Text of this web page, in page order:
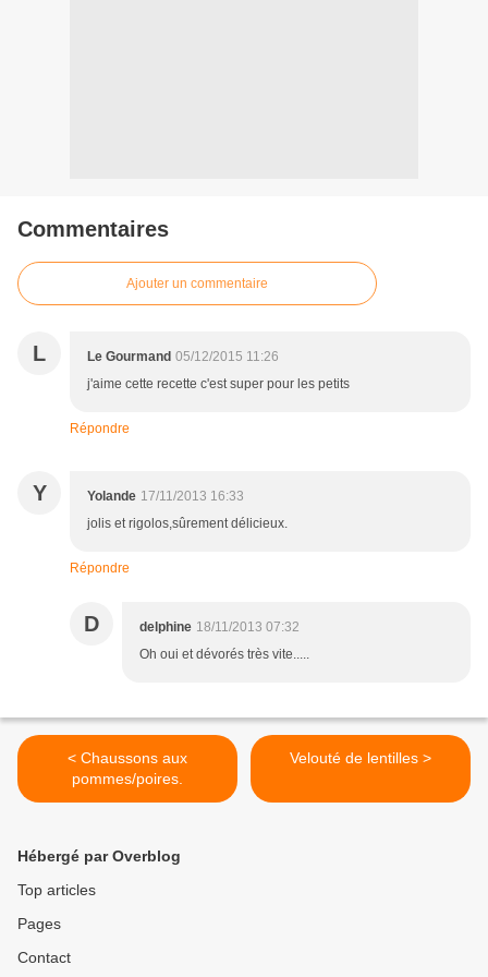
Commentaires
Ajouter un commentaire
L Le Gourmand 05/12/2015 11:26
j'aime cette recette c'est super pour les petits
Répondre
Y Yolande 17/11/2013 16:33
jolis et rigolos,sûrement délicieux.
Répondre
D delphine 18/11/2013 07:32
Oh oui et dévorés très vite.....
< Chaussons aux
pommes/poires.
Velouté de lentilles >
Hébergé par Overblog
Top articles
Pages
Contact